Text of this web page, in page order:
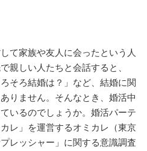
て家族や友人に会ったという人
親しい人たちと会話すると、
そろ結婚は？」など、結婚に関
りません。そんなとき、婚活中
いるのでしょうか。婚活パーテ
レ」を運営するオミカレ（東京
レッシャー」に関する意識調査